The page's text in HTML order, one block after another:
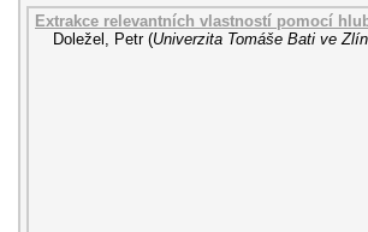
Extrakce relevantních vlastností pomocí
Doležel, Petr (Univerzita Tomáše Bati ve